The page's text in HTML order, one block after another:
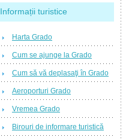
Informații turistice
Harta Grado
Cum se ajunge la Grado
Cum să vă deplasaţi în Grado
Aeroporturi Grado
Vremea Grado
Birouri de informare turistică